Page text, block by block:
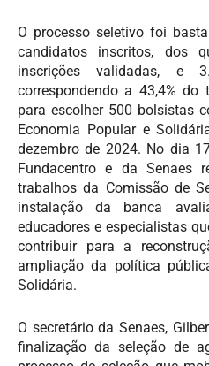
O processo seletivo foi
candidatos inscritos, dos
inscrições validadas, e
correspondendo a 43,4%
para escolher 500 bolsistas
Economia Popular e
dezembrode 2024. No dia
Fundacentro e da Senaes
trabalhos da Comissão de
instalação da banca
educadores e especialistas
contribuir para a
ampliação da política
Solidária.
O secretário da Senaes,
finalização da seleção de